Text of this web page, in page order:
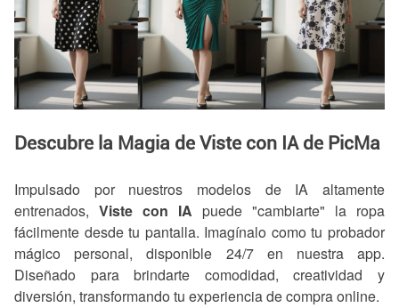
Descubre la Magia de Viste con IA de PicMa
Impulsado por nuestros modelos de IA altamente
entrenados, Viste con IA puede "cambiarte" la ropa
fácilmente desde tu pantalla. Imagínalo como tu probador
mágico personal, disponible 24/7 en nuestra app.
Diseñado para brindarte comodidad, creatividad y
diversión, transformando tu experiencia de compra online.